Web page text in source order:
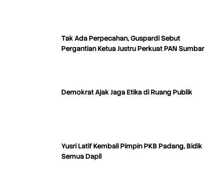
Tak Ada Perpecahan, Guspardi Sebut
Pergantian Ketua Justru Perkuat PAN Sumbar
Demokrat Ajak Jaga Etika di Ruang Publik
Yusri Latif Kembali Pimpin PKB Padang, Bidik
Semua Dapil